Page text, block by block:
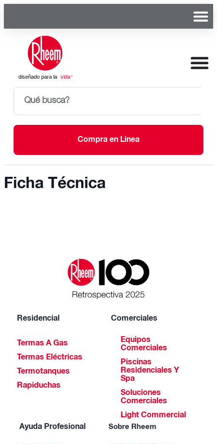
Compra en Linea
Ficha Técnica
Residencial
Termas A Gas
Termas Eléctricas
Termotanques
Rapiduchas
Comerciales
Equipos
Comerciales
Piscinas
Residenciales Y
Spa
Soluciones
Comerciales
Light Commercial
Ayuda Profesional
Sobre Rheem